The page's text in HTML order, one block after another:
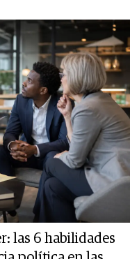
las 6 habilidades